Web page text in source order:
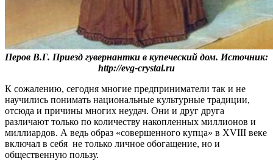
Перов В.Г. Приезд гувернантки в купеческий дом. Источник:
http://evg-crystal.ru
К сожалению, сегодня многие предприниматели так и не
научились понимать национальные культурные традиции,
отсюда и причины многих неудач. Они и друг друга
различают только по количеству накопленных миллионов и
миллиардов. А ведь образ «совершенного купца» в XVIII веке
включал в себя не только личное обогащение, но и
общественную пользу.